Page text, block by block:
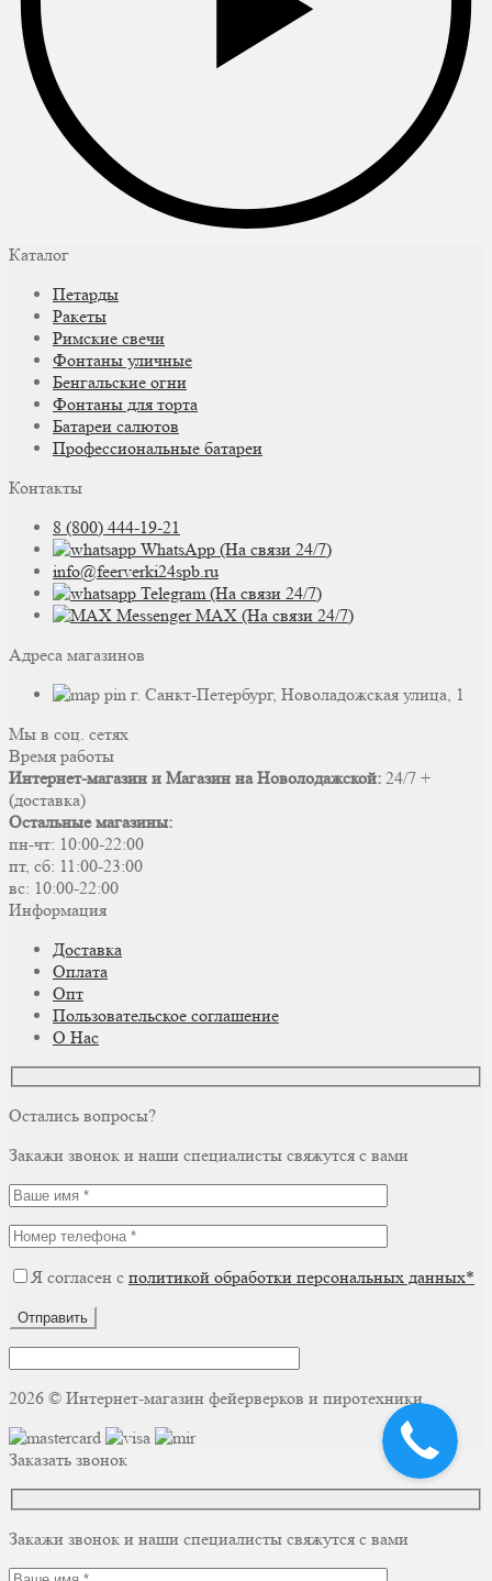
Каталог
Петарды
Ракеты
Римские свечи
Фонтаны уличные
Бенгальские огни
Фонтаны для торта
Батареи салютов
Профессиональные батареи
Контакты
8 (800) 444-19-21
WhatsApp (На связи 24/7)
info@feerverki24spb.ru
Telegram (На связи 24/7)
MAX (На связи 24/7)
Адреса магазинов
г. Санкт-Петербург, Новоладожская улица, 1
Мы в соц. сетях
Время работы
Интернет-магазин и Магазин на Новолодажской: 24/7 +
(доставка)
Остальные магазины:
пн-чт: 10:00-22:00
пт, сб: 11:00-23:00
вс: 10:00-22:00
Информация
Доставка
Оплата
Опт
Пользовательское соглашение
О Нас
Остались вопросы?
Закажи звонок и наши специалисты свяжутся с вами
Я согласен с политикой обработки персональных данных*
Отправить
2026 © Интернет-магазин фейерверков и пиротехники
Заказать звонок
Закажи звонок и наши специалисты свяжутся с вами